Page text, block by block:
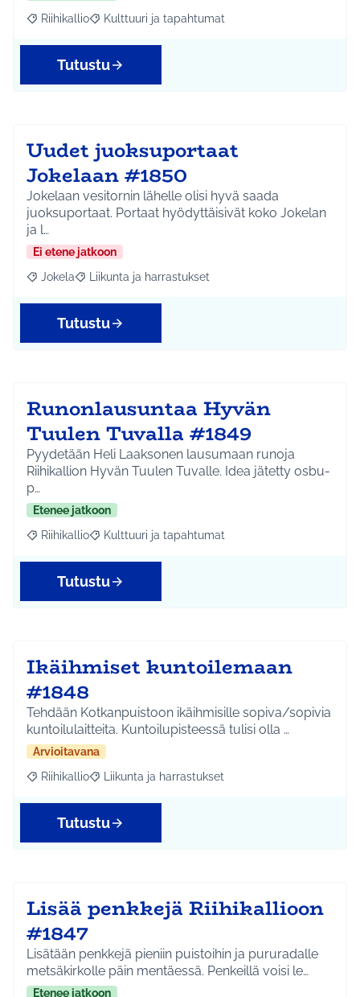
Rajaa tulokset aihepiirin mukaan: Riihikallio
Riihikallio Rajaa tulokset teeman mukaan: Kulttuuri ja
Kulttuuri ja tapahtumat
Tutustu
Uudet juoksuportaat
Jokelaan #1850
Jokelaan vesitornin lähelle olisi hyvä saada
juoksuportaat. Portaat hyödyttäisivät koko Jokelan
ja l…
Ei etene jatkoon
Rajaa tulokset aihepiirin mukaan: Jokela
Jokela Rajaa tulokset teeman mukaan: Liikunta ja
Liikunta ja harrastukset
Tutustu
Runonlausuntaa Hyvän
Tuulen Tuvalla #1849
Pyydetään Heli Laaksonen lausumaan runoja
Riihikallion Hyvän Tuulen Tuvalle. Idea jätetty osbu-
p…
Etenee jatkoon
Rajaa tulokset aihepiirin mukaan: Riihikallio
Riihikallio Rajaa tulokset teeman mukaan: Kulttuuri ja
Kulttuuri ja tapahtumat
Tutustu
Ikäihmiset kuntoilemaan
#1848
Tehdään Kotkanpuistoon ikäihmisille sopiva/sopivia
kuntoilulaitteita. Kuntoilupisteessä tulisi olla …
Arvioitavana
Rajaa tulokset aihepiirin mukaan: Riihikallio
Riihikallio Rajaa tulokset teeman mukaan: Liikunta ja
Liikunta ja harrastukset
Tutustu
Lisää penkkejä Riihikallioon
#1847
Lisätään penkkejä pieniin puistoihin ja pururadalle
metsäkirkolle päin mentäessä. Penkeillä voisi le…
Etenee jatkoon